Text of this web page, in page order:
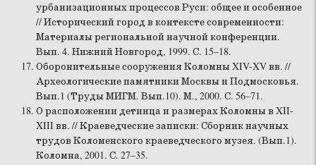
урбанизационных процессов Руси: общее и особенное
// Исторический город в контексте современности:
Материалы региональной научной конференции.
Вып. 4. Нижний Новгород, 1999. С. 15–18.
Оборонительные сооружения Коломны XIV-XV вв. //
Археологические памятники Москвы и Подмосковья.
Вып.1 (Труды МИГМ. Вып.10). М., 2000. С. 56–71.
О расположении детинца и размерах Коломны в XII-
XIII вв. // Краеведческие записки: Сборник научных
трудов Коломенского краеведческого музея. (Вып.1).
Коломна, 2001. С. 27–35.